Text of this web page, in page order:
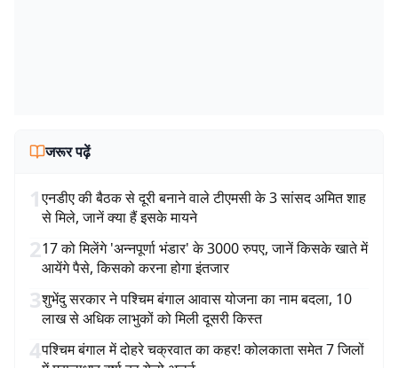
जरूर पढ़ें
1एनडीए की बैठक से दूरी बनाने वाले टीएमसी के 3 सांसद अमित शाह
से मिले, जानें क्या हैं इसके मायने
217 को मिलेंगे 'अन्नपूर्णा भंडार' के 3000 रुपए, जानें किसके खाते में
आयेंगे पैसे, किसको करना होगा इंतजार
3शुभेंदु सरकार ने पश्चिम बंगाल आवास योजना का नाम बदला, 10
लाख से अधिक लाभुकों को मिली दूसरी किस्त
4पश्चिम बंगाल में दोहरे चक्रवात का कहर! कोलकाता समेत 7 जिलों